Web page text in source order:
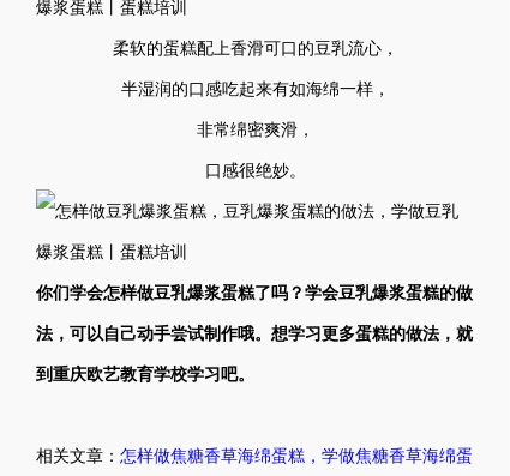
柔软的蛋糕配上香滑可口的豆乳流心，
半湿润的口感吃起来有如海绵一样，
非常绵密爽滑，
口感很绝妙。
你们学会怎样做豆乳爆浆蛋糕了吗？学会豆乳爆浆蛋糕的做
法，可以自己动手尝试制作哦。想学习更多蛋糕的做法，就
到重庆欧艺教育学校学习吧。
相关文章： 怎样做焦糖香草海绵蛋糕，学做焦糖香草海绵蛋